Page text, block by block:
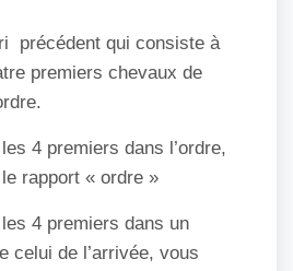
précédent qui consiste à
premiers chevaux de
4 premiers dans l’ordre,
rapport « ordre »
4 premiers dans un
celui de l’arrivée, vous